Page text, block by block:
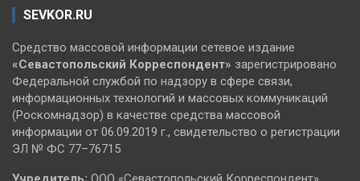
SEVKOR.RU
Средство массовой информации сетевое издание
«Севастопольский Корреспондент» зарегистрировано
Федеральной службой по надзору в сфере связи,
информационных технологий и массовых коммуникаций
(Роскомнадзор) в качестве средства массовой
информации от 06.09.2019 г., свидетельство о регистрации
ЭЛ № ФС 77–76715